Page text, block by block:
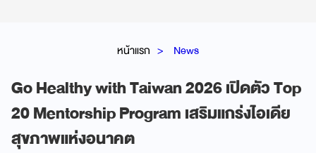
หน้าแรก News
Go Healthy with Taiwan 2026 เปิดตัว Top
20 Mentorship Program เสริมแกร่งไอเดีย
สุขภาพแห่งอนาคต